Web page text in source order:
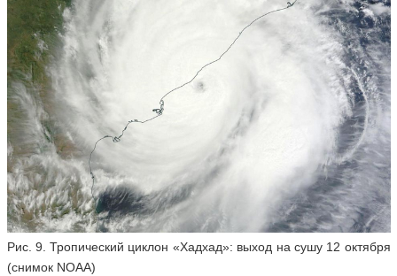
Рис. 9. Тропический циклон «Хадхад»: выход на сушу 12 октября
(снимок NOAA)